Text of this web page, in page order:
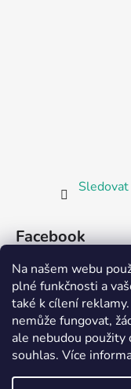
Na našem webu
plné funkčnosti a
také k cílení
nemůže fungovat,
ale nebudou
souhlas. Více
Facebook